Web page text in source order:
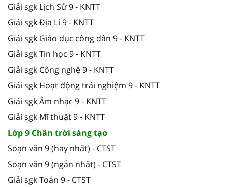
Giải sgk Lịch Sử 9 - KNTT
Giải sgk Địa Lí 9 - KNTT
Giải sgk Giáo dục công dân 9 - KNTT
Giải sgk Tin học 9 - KNTT
Giải sgk Công nghệ 9 - KNTT
Giải sgk Hoạt động trải nghiệm 9 - KNTT
Giải sgk Âm nhạc 9 - KNTT
Giải sgk Mĩ thuật 9 - KNTT
Lớp 9 Chân trời sáng tạo
Soạn văn 9 (hay nhất) - CTST
Soạn văn 9 (ngắn nhất) - CTST
Giải sgk Toán 9 - CTST